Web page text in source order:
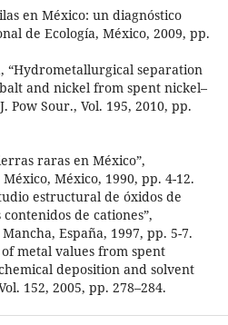
en México: un diagnóstico
de Ecología, México, 2009, pp.
“Hydrometallurgical separation
and nickel from spent nickel–
Pow Sour., Vol. 195, 2010, pp.
raras en México”,
México, 1990, pp. 4-12.
estructural de óxidos de
de cationes”,
España, 1997, pp. 5-7.
metal values from spent
deposition and solvent
152, 2005, pp. 278–284.